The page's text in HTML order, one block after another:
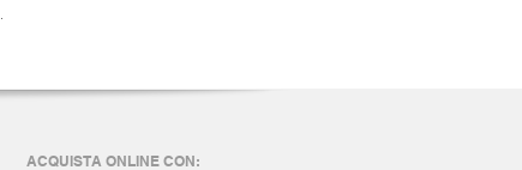
ACQUISTA ONLINE CON: